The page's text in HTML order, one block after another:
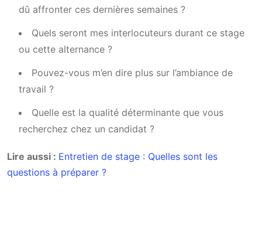
dû affronter ces dernières semaines ?
Quels seront mes interlocuteurs durant ce stage
ou cette alternance ?
Pouvez-vous m’en dire plus sur l’ambiance de
travail ?
Quelle est la qualité déterminante que vous
recherchez chez un candidat ?
Lire aussi : Entretien de stage : Quelles sont les
questions à préparer ?